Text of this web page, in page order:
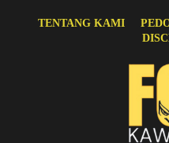
TENTANG KAMI